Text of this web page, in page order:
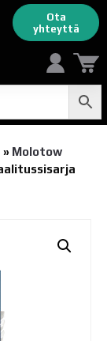
Ota
yhteyttä
» Molotow